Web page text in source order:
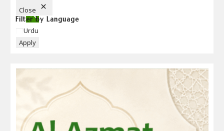
Close
Filter by Language
Language
Urdu
Apply